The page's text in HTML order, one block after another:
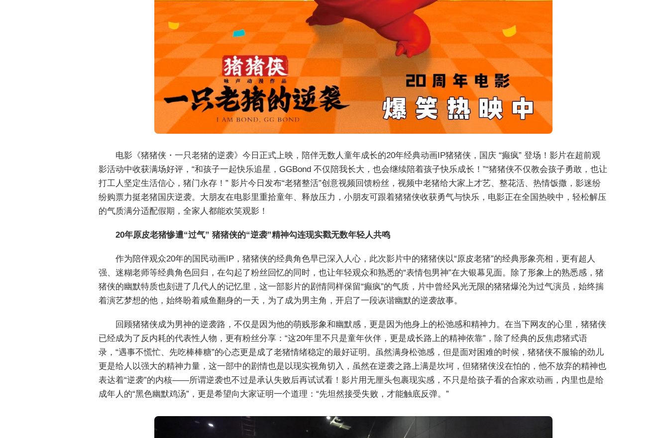
电影《猪猪侠・一只老猪的逆袭》今日正式上映，陪伴无数人童年成长的20年经典动画IP猪猪侠，国庆 “癫疯” 登场！影片在超前观
影活动中收获满场好评，“和孩子一起快乐追星，GGBond 不仅陪我长大，也会继续陪着孩子快乐成长！”“猪猪侠不仅教会孩子勇敢，也让
打工人坚定生活信心，猪门永存！” 影片今日发布“老猪整活”创意视频回馈粉丝，视频中老猪给大家上才艺、整花活、热情饭撒，影迷纷
纷购票力挺老猪国庆逆袭。大朋友在电影里重拾童年、释放压力，小朋友可跟着猪猪侠收获勇气与快乐，电影正在全国热映中，轻松解压
的气质满分适配假期，全家人都能欢笑观影！
20年原皮老猪惨遭“过气” 猪猪侠的“逆袭”精神勾连现实戳无数年轻人共鸣
作为陪伴观众20年的国民动画IP，猪猪侠的经典角色早已深入人心，此次影片中的猪猪侠以“原皮老猪”的经典形象亮相，更有超人
强、迷糊老师等经典角色回归，在勾起了粉丝回忆的同时，也让年轻观众和熟悉的“表情包男神”在大银幕见面。除了形象上的熟悉感，猪
猪侠的幽默特质也刻进了几代人的记忆里，这一部影片的剧情同样保留“癫疯”的气质，片中曾经风光无限的猪猪爆沦为过气演员，始终揣
着演艺梦想的他，始终盼着咸鱼翻身的一天，为了成为男主角，开启了一段诙谐幽默的逆袭故事。
回顾猪猪侠成为男神的逆袭路，不仅是因为他的萌贱形象和幽默感，更是因为他身上的松弛感和精神力。在当下网友的心里，猪猪侠
已经成为了反内耗的代表性人物，更有粉丝分享：“这20年里不只是童年伙伴，更是成长路上的精神依靠”，除了经典的反焦虑猪式语
录，“遇事不慌忙、先吃棒棒糖”的心态更是成了老猪情绪稳定的最好证明。虽然满身松弛感，但是面对困难的时候，猪猪侠不服输的劲儿
更是给人以强大的精神力量，这一部中的剧情也是以现实视角切入，虽然在逆袭之路上满是坎坷，但猪猪侠没在怕的，他不放弃的精神也
表达着“逆袭”的内核——所谓逆袭也不过是承认失败后再试试看！影片用无厘头包裹现实感，不只是给孩子看的合家欢动画，内里也是给
成年人的“黑色幽默鸡汤”，更是希望向大家证明一个道理：“先坦然接受失败，才能触底反弹。”